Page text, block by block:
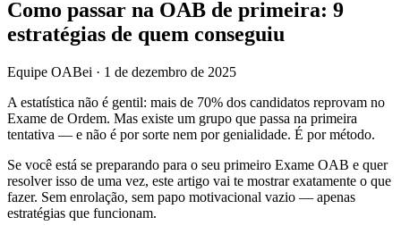
Como passar na OAB de primeira: 9
estratégias de quem conseguiu
Equipe OABei · 1 de dezembro de 2025
A estatística não é gentil: mais de 70% dos candidatos reprovam no
Exame de Ordem. Mas existe um grupo que passa na primeira
tentativa — e não é por sorte nem por genialidade. É por método.
Se você está se preparando para o seu primeiro Exame OAB e quer
resolver isso de uma vez, este artigo vai te mostrar exatamente o que
fazer. Sem enrolação, sem papo motivacional vazio — apenas
estratégias que funcionam.